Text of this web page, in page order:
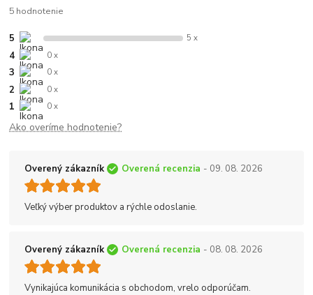
5 hodnotenie
5 5 x
4 0 x
3 0 x
2 0 x
1 0 x
Ako overíme hodnotenie?
Overený zákazník Overená recenzia - 09. 08. 2026
Veľký výber produktov a rýchle odoslanie.
Overený zákazník Overená recenzia - 08. 08. 2026
Vynikajúca komunikácia s obchodom, vrelo odporúčam.